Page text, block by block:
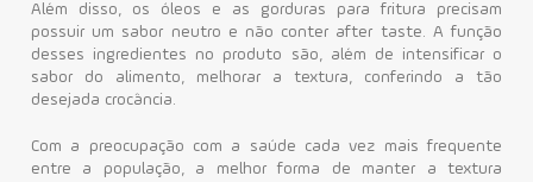
Além disso, os óleos e as gorduras para fritura precisam
possuir um sabor neutro e não conter after taste. A função
desses ingredientes no produto são, além de intensificar o
sabor do alimento, melhorar a textura, conferindo a tão
desejada crocância.
Com a preocupação com a saúde cada vez mais frequente
entre a população, a melhor forma de manter a textura